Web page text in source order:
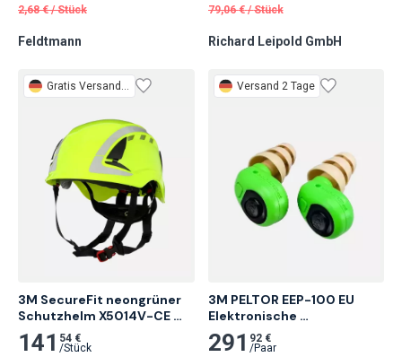
2,68 € /Stück
Feldtmann
79,06 € /Stück
Richard Leipold GmbH
Gratis Versand 2 Tage
3M SecureFit neongrüner
Schutzhelm X5014V-CE
belüftet und reflektierend
6-Punkt-Ratsche 1 Stk.
141 54 €
/Stück
Versand 2 Tage
3M PELTOR EEP-100 EU
Elektronische
Gehörschutzstöpsel
291 92 €
/Paar